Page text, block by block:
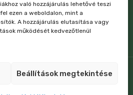
való hozzájárulás lehetővé teszi
ezen a weboldalon, mint a
A hozzájárulás elutasítása vagy
működését kedvezőtlenül
Beállítások megtekintése
Weboldalt fejlesztette